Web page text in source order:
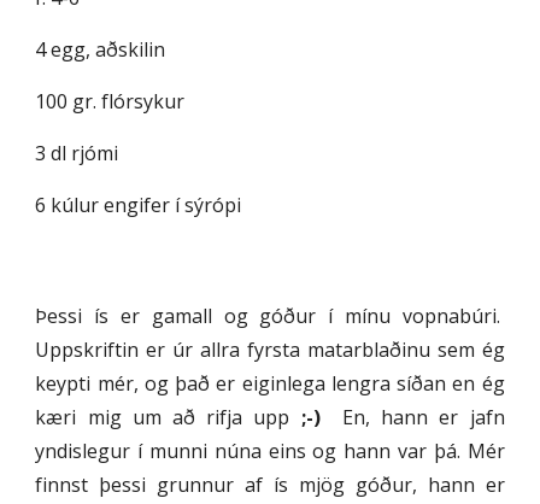
4 egg, aðskilin
100 gr. flórsykur
3 dl rjómi
6 kúlur engifer í sýrópi
Þessi ís er gamall og góður í mínu vopnabúri.
Uppskriftin er úr allra fyrsta matarblaðinu sem ég
keypti mér, og það er eiginlega lengra síðan en ég
kæri mig um að rifja upp ;-)En, hann er jafn
yndislegur í munni núna eins og hann var þá. Mér
finnst þessi grunnur af ís mjög góður, hann er